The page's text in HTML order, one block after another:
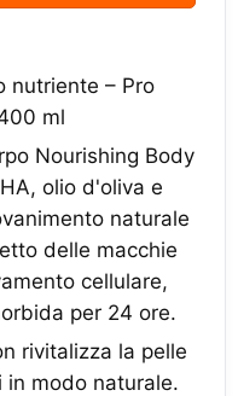
nutriente – Pro
ml
Nourishing Body
olio d'oliva e
naturale
delle macchie
cellulare,
per 24 ore.
rivitalizza la pelle
in modo naturale.